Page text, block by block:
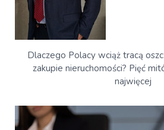
Dlaczego Polacy wciąż tracą
zakupie nieruchomości? Pięć
najwięcej